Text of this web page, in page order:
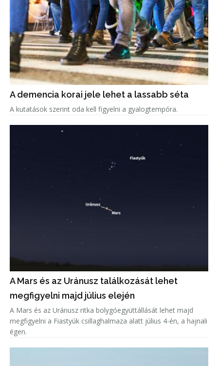
A demencia korai jele lehet a lassabb séta
A kutatások szerint oda kell figyelni a gyalogtempóra.
A Mars és az Uránusz találkozását lehet
megfigyelni majd július elején
A Mars és az Uránusz ritka bolygóegyüttállását lehet majd
megfigyelni a Fiastyúk csillaghalmaza alatt július 4-én, a hajnali
égen.